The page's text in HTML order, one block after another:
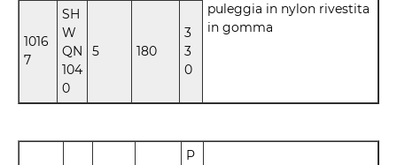
puleggia in nylon rivestita
in gomma
1016
7
SH
W
QN
104
0
5 180
3
3
0
P